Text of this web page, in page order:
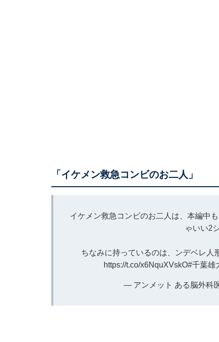
「イケメン救急コンビのお二人」
イケメン救急コンビのお二人は、本編中
ゃいい2
ちなみに持っているのは、ンデベレ人
https://t.co/x6NquXVskO#千葉雄
— アンメット ある脳外科